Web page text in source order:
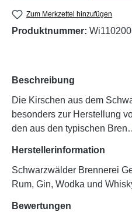
Zum Merkzettel hinzufügen
Produktnummer:
Beschreibung
Die Kirschen aus dem
besonders zur Herstellung
den aus den typischen
Herstellerinformation
Schwarzwälder Brennerei
Rum, Gin, Wodka und
Bewertungen